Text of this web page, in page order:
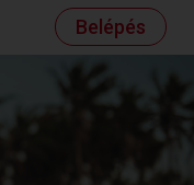
Belépés